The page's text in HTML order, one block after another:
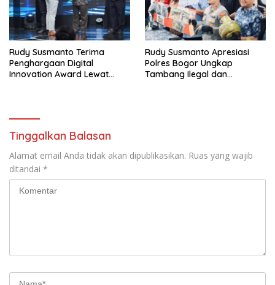
Rudy Susmanto Terima
Penghargaan Digital
Innovation Award Lewat
Rudy Susmanto Apresiasi
Polres Bogor Ungkap
Tambang Ilegal dan
Tinggalkan Balasan
Alamat email Anda tidak akan dipublikasikan. Ruas yang wajib
ditandai *